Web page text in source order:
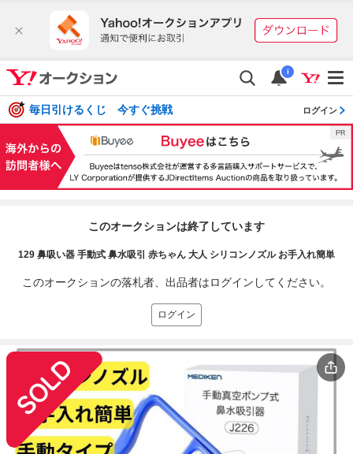
i
毎日引けるくじ 今すぐ挑戦 ログイン
このオークションは終了しています
129 鼻吸い器 手動式 鼻水吸引 赤ちゃん 大人 シリコンノズル お手入れ簡単
このオークションの落札者、出品者はログインしてください。
ログイン